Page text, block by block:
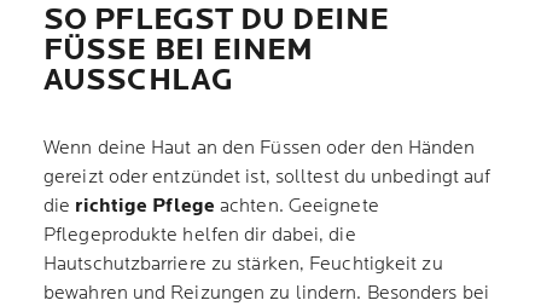
SO PFLEGST DU DEINE
FÜSSE BEI EINEM
AUSSCHLAG
Wenn deine Haut an den Füssen oder den Händen
gereizt oder entzündet ist, solltest du unbedingt auf
die richtige Pflege achten. Geeignete
Pflegeprodukte helfen dir dabei, die
Hautschutzbarriere zu stärken, Feuchtigkeit zu
bewahren und Reizungen zu lindern. Besonders bei